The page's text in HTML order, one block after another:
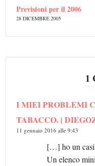
Previsioni per il 2006
28 DICEMBRE 2005
1
I MIEI PROBLEMI
TABACCO. |
11 gennaio 2016 alle 9:43
[…] ho un
Un elenco